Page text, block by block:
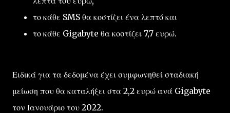
το κάθε SMS θα κοστίζει ένα λεπτό και
το κάθε Gigabyte θα κοστίζει 7,7 ευρώ.
Ειδικά για τα δεδομένα έχει συμφωνηθεί σταδιακή
μείωση που θα καταλήξει στα 2,2 ευρώ ανά Gigabyte
τον Ιανουάριο του 2022.